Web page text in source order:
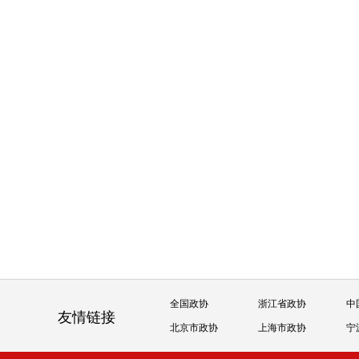
友情链接
全国政协 浙江省政协 中
北京市政协 上海市政协 宁